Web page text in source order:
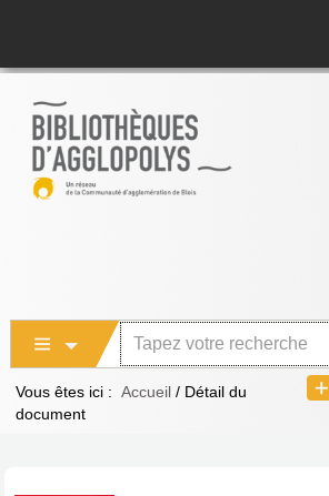
Vous êtes ici : Accueil / Détail du
document